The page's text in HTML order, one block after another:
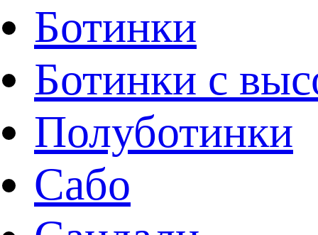
Ботинки
Ботинки с
Полуботинки
Сабо